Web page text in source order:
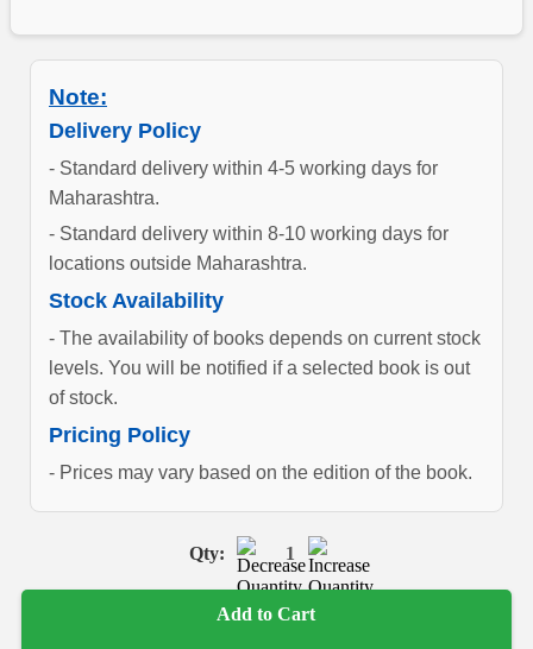
Note:
Delivery Policy
- Standard delivery within 4-5 working days for
Maharashtra.
- Standard delivery within 8-10 working days for
locations outside Maharashtra.
Stock Availability
- The availability of books depends on current stock
levels. You will be notified if a selected book is out
of stock.
Pricing Policy
- Prices may vary based on the edition of the book.
Qty: 1
Add to Cart